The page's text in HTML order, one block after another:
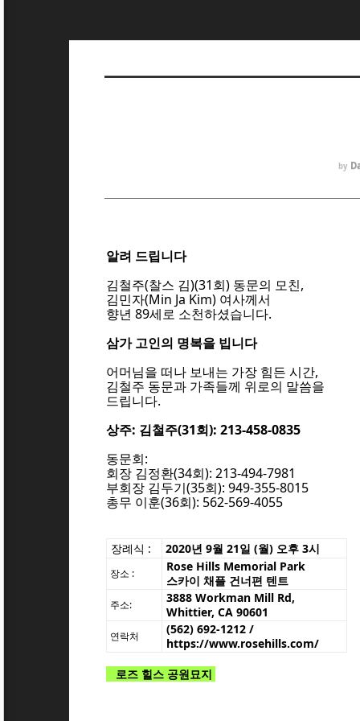
by
알려 드립니다
김철주(찰스 김)(31회) 동문의 모친,
김민자(Min Ja Kim) 여사께서
향년 89세로 소천하셨습니다.
삼가 고인의 명복을 빕니다
어머님을 떠나 보내는 가장 힘든 시간,
김철주 동문과 가족들께 위로의 말씀을
드립니다.
상주: 김철주(31회): 213-458-0835
동문회:
회장 김정환(34회): 213-494-7981
부회장 김두기(35회): 949-355-8015
총무 이훈(36회): 562-569-4055
장례식 : 2020년 9월 21일 (월) 오후 3시
장소 :
Rose Hills Memorial Park
스카이 채플 건너편 텐트
주소:
3888 Workman Mill Rd,
Whittier, CA 90601
연락처
(562) 692-1212 /
https://www.rosehills.com/
로즈 힐스 공원묘지